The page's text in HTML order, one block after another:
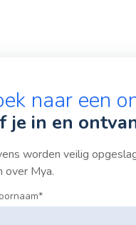
naar een
je in en
worden veilig
over Mya.